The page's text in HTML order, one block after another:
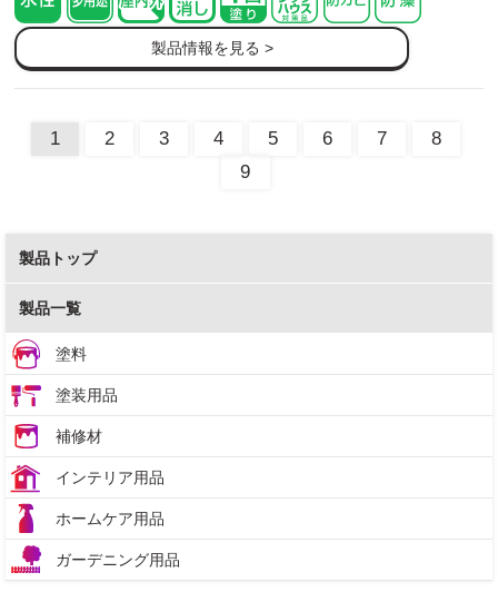
製品情報を見る >
1 2 3 4 5 6 7
8
9
製品トップ
製品一覧
塗料
塗装用品
補修材
インテリア用品
ホームケア用品
ガーデニング用品